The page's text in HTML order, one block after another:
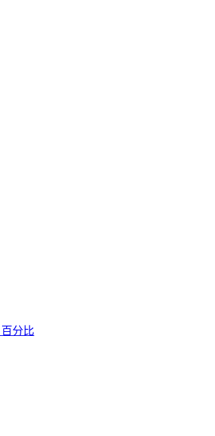
分比